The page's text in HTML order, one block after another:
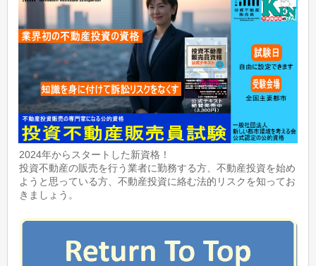
2024年からスタートした新資格！
投資不動産の販売を行う業者に勤務する方、不動産投資を始め
ようと思っている方、不動産投資に絡む法的リスクを知ってお
きましょう。